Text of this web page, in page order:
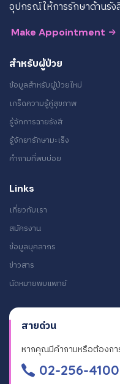
อุปกรณ์ให้การรักษาด้านรั
Make Appointment
สำหรับผู้ป่วย
ข้อมูลสำหรับผู้ป่วยใหม่
เกร็ดความรู้คู่สุขภาพ
รู้จักการฉายรังสี
รู้จักยารักษามะเร็ง
คำถามที่พบบ่อย
Links
เกี่ยวกับเรา
สมัครงาน
ข้อมูลบุคลากร
ข่าวสาร
นัดหมายพบแพทย์
สายด่วน
หากคุณมีคำถามหรือต้องกา
02-256-4100